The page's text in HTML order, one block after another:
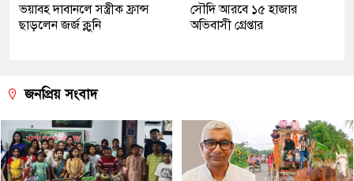
ভয়াবহ দাবানলে সস্ত্রীক ফ্রান্স
ছাড়লেন জর্জ ক্লুনি
সৌদি আরবে ১৫ হাজার
অভিবাসী গ্রেপ্তার
জনপ্রিয় সংবাদ